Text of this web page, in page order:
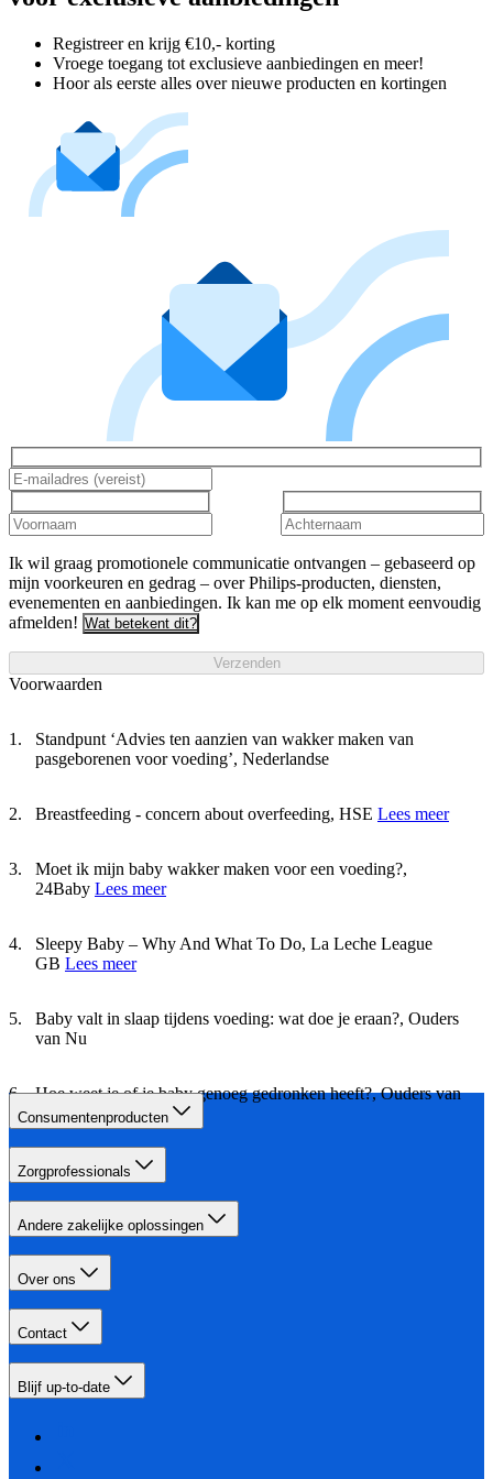
Registreer en krijg €10,- korting
Vroege toegang tot exclusieve aanbiedingen en meer!
Hoor als eerste alles over nieuwe producten en kortingen
Ik wil graag promotionele communicatie ontvangen – gebaseerd op
mijn voorkeuren en gedrag – over Philips-producten, diensten,
evenementen en aanbiedingen. Ik kan me op elk moment eenvoudig
afmelden! Wat betekent dit?
Verzenden
Voorwaarden
Standpunt ‘Advies ten aanzien van wakker maken van
pasgeborenen voor voeding’, Nederlandse
Breastfeeding - concern about overfeeding, HSE Lees meer
Moet ik mijn baby wakker maken voor een voeding?,
24Baby Lees meer
Sleepy Baby – Why And What To Do, La Leche League
GB Lees meer
Baby valt in slaap tijdens voeding: wat doe je eraan?, Ouders
van Nu
Hoe weet je of je baby genoeg gedronken heeft?, Ouders van
Nu
Consumentenproducten
Zorgprofessionals
Andere zakelijke oplossingen
Over ons
Contact
Blijf up-to-date